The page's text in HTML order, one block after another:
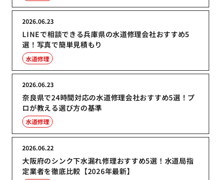
LINEで相談できる兵庫県の水道修理会社おすすめ5
選！写真で簡単見積もり
2026.06.23
水道修理
奈良県で24時間対応の水道修理会社おすすめ5選！プ
ロが教える選び方の基準
2026.06.23
水道修理
大阪府のシンク下水漏れ修理おすすめ5選！水道局指
定業者を徹底比較【2026年最新】
2026.06.22